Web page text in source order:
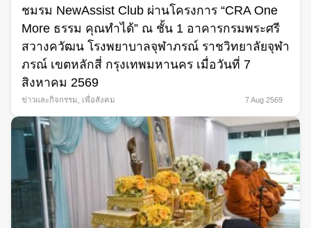
ชมรม NewAssist Club ผ่านโครงการ “CRA One
More ธรรม คุณทำได้” ณ ชั้น 1 อาคารกรมพระศรี
สวางควัฒน โรงพยาบาลจุฬาภรณ์ ราชวิทยาลัยจุฬา
ภรณ์ เขตหลักสี่ กรุงเทพมหานคร เมื่อวันที่ 7
สิงหาคม 2569
ข่าวและกิจกรรม เพื่อสังคม 7 Aug 2569